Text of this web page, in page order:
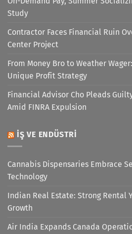
Study
Contractor Faces Financial Ruin
Center Project
From Money Bro to Weather
Unique Profit Strategy
Financial Advisor Cho Pleads
Amid FINRA Expulsion
İŞ VE ENDÜSTRI
Cannabis Dispensaries Embrace
Technology
Indian Real Estate: Strong Rental
Growth
Air India Expands Canada